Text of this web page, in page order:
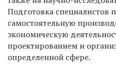
Подготовка специалистов
самостоятельную
экономическую
проектированием и
определенной сфере.